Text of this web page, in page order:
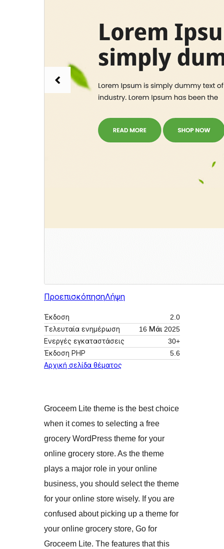
ΠροεπισκόπησηΛήψη
Έκδοση
2.0
Τελευταία ενημέρωση
16 Μάι 2025
Ενεργές εγκαταστάσεις
30+
Έκδοση ΡΗΡ
5.6
Αρχική σελίδα θέματος
Groceem Lite theme is the best choice
when it comes to selecting a free
grocery WordPress theme for your
online grocery store. As the theme
plays a major role in your online
business, you should select the theme
for your online store wisely. If you are
confused about picking up a theme for
your online grocery store, Go for
Groceem Lite. The features that this